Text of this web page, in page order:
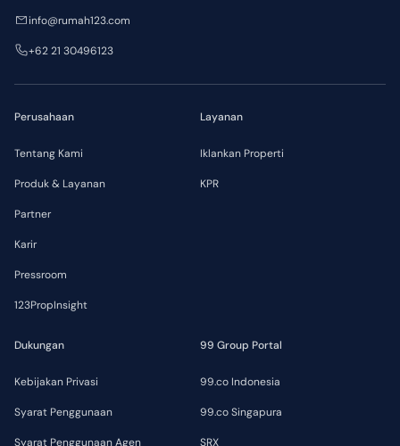
Perusahaan
Tentang Kami
Produk & Layanan
Partner
Karir
Pressroom
123PropInsight
Layanan
Iklankan Properti
KPR
Dukungan
Kebijakan Privasi
Syarat Penggunaan
Syarat Penggunaan Agen
99 Group Portal
99.co Indonesia
99.co Singapura
SRX
info@rumah123.com
+62 21 30496123